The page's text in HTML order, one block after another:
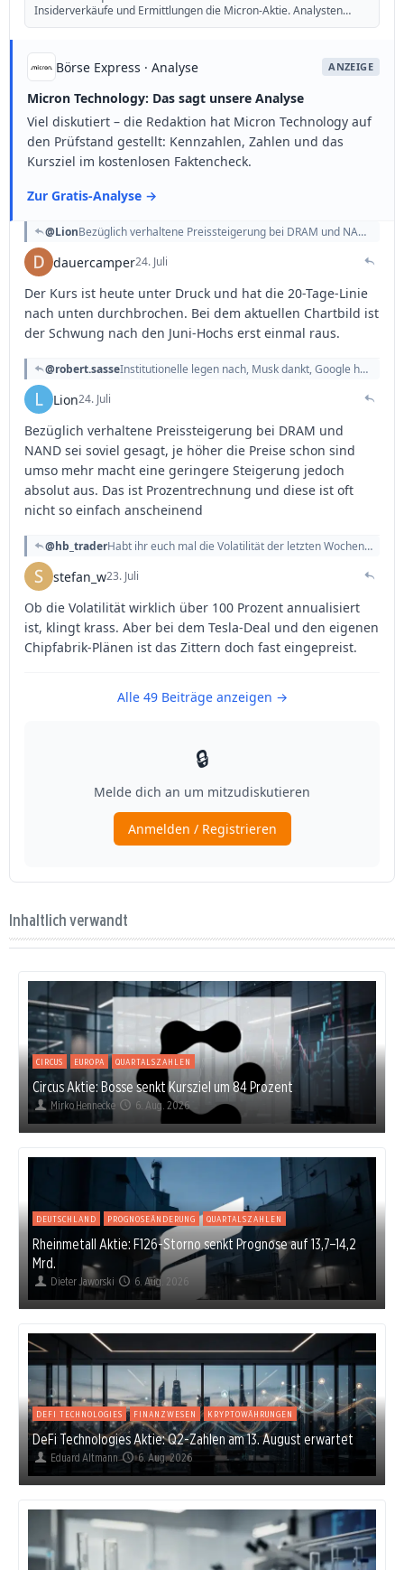
Inhaltlich verwandt
CIRCUS EUROPA QUARTALSZAHLEN
Circus Aktie: Bosse senkt Kursziel um 84 Prozent
Mirko Hennecke 6. Aug. 2026
DEUTSCHLAND PROGNOSEÄNDERUNG QUARTALSZAHLEN
Rheinmetall Aktie: F126-Storno senkt Prognose auf 13,7–14,2
Mrd.
Dieter Jaworski 6. Aug. 2026
DEFI TECHNOLOGIES FINANZWESEN KRYPTOWÄHRUNGEN
DeFi Technologies Aktie: Q2-Zahlen am 13. August erwartet
Eduard Altmann 6. Aug. 2026